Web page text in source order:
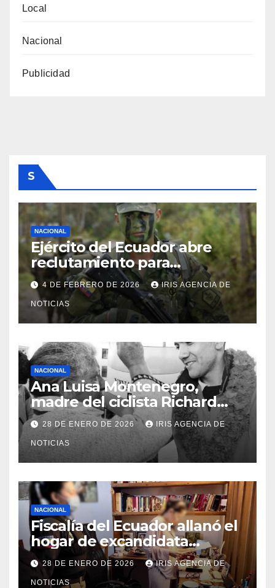
Local
Nacional
Publicidad
S
NACIONAL
Ejército del Ecuador abre
reclutamiento para
bachilleres a partir de este
viernes 6 de febrero
4 DE FEBRERO DE 2026 IRIS AGENCIA DE
NOTICIAS
NACIONAL
Ana Luisa Montenegro,
madre del ciclista Richard
Carapaz falleció en Tulcán, a
los 73 años
28 DE ENERO DE 2026 IRIS AGENCIA DE
NOTICIAS
NACIONAL
Fiscalía del Ecuador allanó el
hogar de excandidata
presidencial vinculada al caso
Caja Chica
28 DE ENERO DE 2026 IRIS AGENCIA DE
NOTICIAS